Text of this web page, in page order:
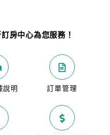
房中心為您服務！
說明 訂單管理